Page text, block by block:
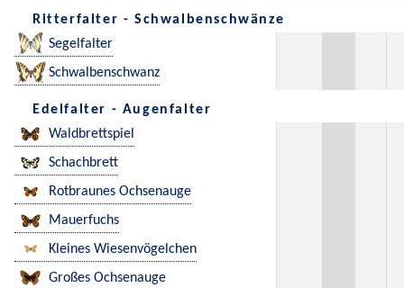
Ritterfalter - Schwalbenschwänze
Segelfalter
Schwalbenschwanz
Edelfalter - Augenfalter
Waldbrettspiel
Schachbrett
Rotbraunes Ochsenauge
Mauerfuchs
Kleines Wiesenvögelchen
Großes Ochsenauge